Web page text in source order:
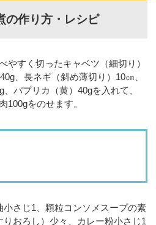
の作り方・レシピ
やすく切ったキャベツ（細切り）
、長ネギ（斜め薄切り）10㎝、
パプリカ（黄）40gを入れて、
100gをのせます。
さじ1、顆粒コンソメスープの素
おろし）少々、カレー粉小さじ1